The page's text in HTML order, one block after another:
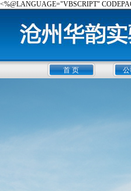
<%@LANGUAGE="VBSCRIPT"
首 页 公